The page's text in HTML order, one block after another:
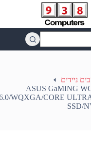
ניידים
ASUS GaMING
WQXGA/CORE
SSD/